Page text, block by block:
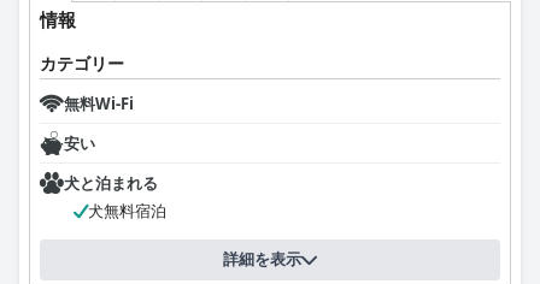
情報
カテゴリー
無料Wi-Fi
安い
犬と泊まれる
犬無料宿泊
詳細を表示